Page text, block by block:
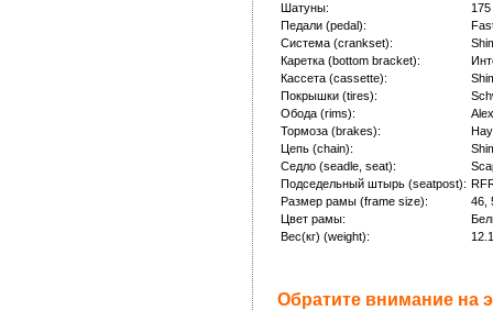
Шатуны:
Педали (pedal):
Система (crankset):
Каретка (bottom bracket):
Кассета (cassette):
Покрышки (tires):
Обода (rims):
Тормоза (brakes):
Цепь (chain):
Седло (seadle, seat):
Подседельный штырь (seatpost):
Размер рамы (frame size):
46,
Цвет рамы:
Вес(кг) (weight):
Обратите внимание на